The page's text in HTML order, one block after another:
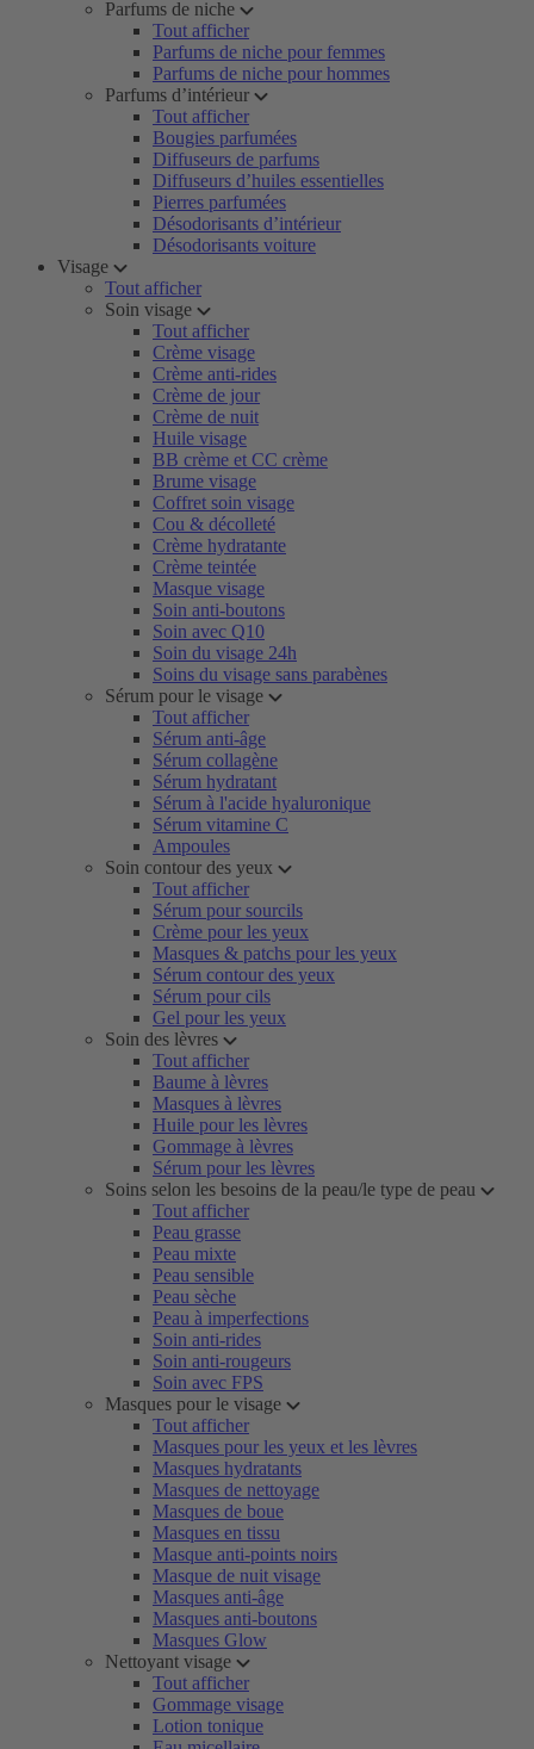
Parfums de niche
Tout afficher
Parfums de niche pour femmes
Parfums de niche pour hommes
Parfums d’intérieur
Tout afficher
Bougies parfumées
Diffuseurs de parfums
Diffuseurs d’huiles essentielles
Pierres parfumées
Désodorisants d’intérieur
Désodorisants voiture
Visage
Tout afficher
Soin visage
Tout afficher
Crème visage
Crème anti-rides
Crème de jour
Crème de nuit
Huile visage
BB crème et CC crème
Brume visage
Coffret soin visage
Cou & décolleté
Crème hydratante
Crème teintée
Masque visage
Soin anti-boutons
Soin avec Q10
Soin du visage 24h
Soins du visage sans parabènes
Sérum pour le visage
Tout afficher
Sérum anti-âge
Sérum collagène
Sérum hydratant
Sérum à l'acide hyaluronique
Sérum vitamine C
Ampoules
Soin contour des yeux
Tout afficher
Sérum pour sourcils
Crème pour les yeux
Masques & patchs pour les yeux
Sérum contour des yeux
Sérum pour cils
Gel pour les yeux
Soin des lèvres
Tout afficher
Baume à lèvres
Masques à lèvres
Huile pour les lèvres
Gommage à lèvres
Sérum pour les lèvres
Soins selon les besoins de la peau/le type de peau
Tout afficher
Peau grasse
Peau mixte
Peau sensible
Peau sèche
Peau à imperfections
Soin anti-rides
Soin anti-rougeurs
Soin avec FPS
Masques pour le visage
Tout afficher
Masques pour les yeux et les lèvres
Masques hydratants
Masques de nettoyage
Masques de boue
Masques en tissu
Masque anti-points noirs
Masque de nuit visage
Masques anti-âge
Masques anti-boutons
Masques Glow
Nettoyant visage
Tout afficher
Gommage visage
Lotion tonique